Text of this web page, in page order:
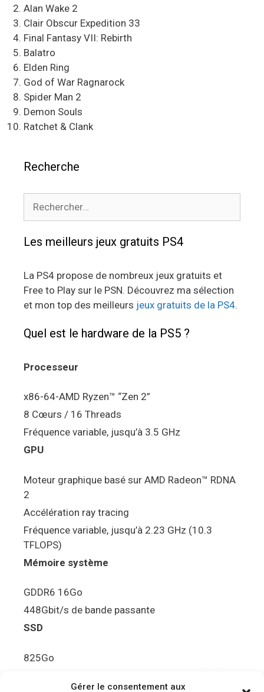
Gérer le consentement aux
Alan Wake 2
Clair Obscur Expedition 33
Final Fantasy VII: Rebirth
Balatro
Elden Ring
God of War Ragnarock
Spider Man 2
Demon Souls
Ratchet & Clank
Recherche
Les meilleurs jeux gratuits PS4
La PS4 propose de nombreux jeux gratuits et
Free to Play sur le PSN. Découvrez ma sélection
et mon top des meilleurs jeux gratuits de la PS4.
Quel est le hardware de la PS5 ?
Processeur
x86-64-AMD Ryzen™ “Zen 2”
8 Cœurs / 16 Threads
Fréquence variable, jusqu’à 3.5 GHz
GPU
Moteur graphique basé sur AMD Radeon™ RDNA
2
Accélération ray tracing
Fréquence variable, jusqu’à 2.23 GHz (10.3
TFLOPS)
Mémoire système
GDDR6 16Go
448Gbit/s de bande passante
SSD
825Go
5.5Gbit/s de bande passante en lecture (Brut)